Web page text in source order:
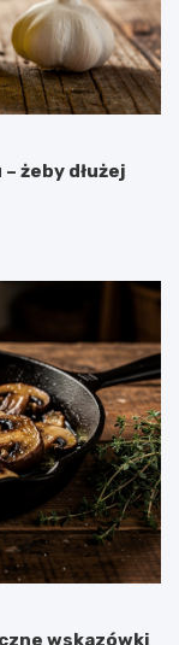
żeby dłużej
wskazówki